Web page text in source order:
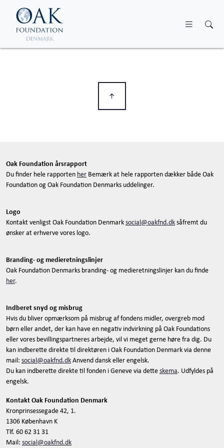
Skip to main content
Oak Foundation årsrapport
Du finder hele rapporten her Bemærk at hele rapporten dækker både Oak
Foundation og Oak Foundation Denmarks uddelinger.
Logo
Kontakt venligst Oak Foundation Denmarksocial@oakfnd.dksåfremt du
ønsker at erhverve vores logo.
Branding- og medieretningslinjer
Oak Foundation Denmarks branding- og medieretningslinjer kan du finde
her.
Indberet snyd og misbrug
Hvis du bliver opmærksom på misbrug af fondens midler, overgreb mod
børn eller andet, der kan have en negativ indvirkning på Oak Foundations
eller vores bevillingspartneres arbejde, vil vi meget gerne høre fra dig. Du
kan indberette direkte til direktøren i Oak Foundation Denmark via denne
mail: social@oakfnd.dkAnvend dansk eller engelsk.
Du kan indberette direkte til fonden i Geneve via detteskema. Udfyldes på
engelsk.
Kontakt Oak Foundation Denmark
Kronprinsessegade 42, 1.
1306 København K
Tlf. 60 62 31 31
Mail: social@oakfnd.dk